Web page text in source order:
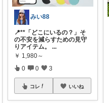
みい88
📍**「どこにいるの？」そ
の不安を減らすための見守
りアイテム。
...
￥ 1,980～
0 0 3
コレ いいね